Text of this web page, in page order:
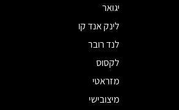
יגואר
לינק אנד קו
לנד רובר
לקסוס
מזראטי
מיצובישי